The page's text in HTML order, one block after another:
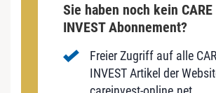
Sie haben noch kein CARE
INVEST Abonnement?
Freier Zugriff auf alle
INVEST Artikel der